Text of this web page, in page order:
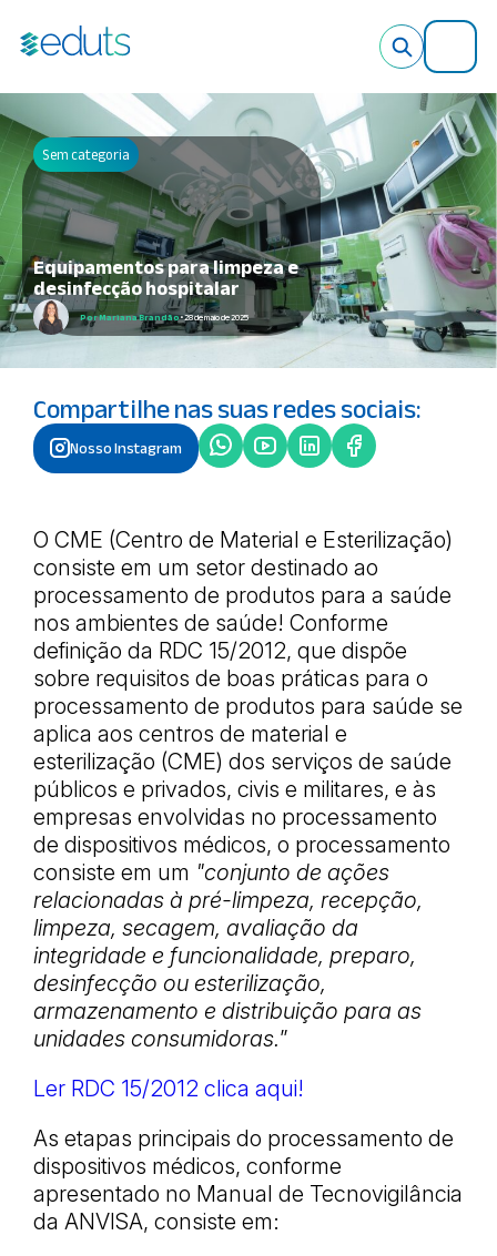
Sem categoria
Equipamentos para limpeza e
desinfecção hospitalar
Por Mariana Brandão• 28 de maio de 2025
Compartilhe nas suas redes sociais:
Nosso Instagram
O CME (Centro de Material e Esterilização)
consiste em um setor destinado ao
processamento de produtos para a saúde
nos ambientes de saúde! Conforme
definição da RDC 15/2012, que dispõe
sobre requisitos de boas práticas para o
processamento de produtos para saúde se
aplica aos centros de material e
esterilização (CME) dos serviços de saúde
públicos e privados, civis e militares, e às
empresas envolvidas no processamento
de dispositivos médicos, o processamento
consiste em um "conjunto de ações
relacionadas à pré-limpeza, recepção,
limpeza, secagem, avaliação da
integridade e funcionalidade, preparo,
desinfecção ou esterilização,
armazenamento e distribuição para as
unidades consumidoras.”
Ler RDC 15/2012 clica aqui!
As etapas principais do processamento de
dispositivos médicos, conforme
apresentado no Manual de Tecnovigilância
da ANVISA, consiste em: